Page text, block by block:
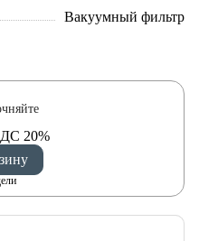
Вакуумный фильтр
20%